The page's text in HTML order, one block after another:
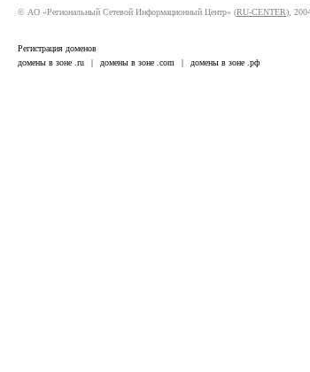
© АО «Региональный Сетевой Информационный Центр» (RU-CENTER),
Регистрация доменов
домены в зоне .ru
| домены в зоне .com | домены в зоне .рф